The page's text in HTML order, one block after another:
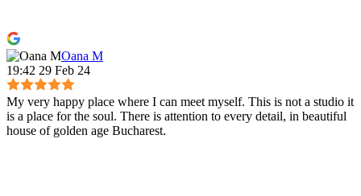
Oana M
19:42 29 Feb 24
My very happy place where I can meet myself. This is not a studio it
is a place for the soul. There is attention to every detail, in beautiful
house of golden age Bucharest.